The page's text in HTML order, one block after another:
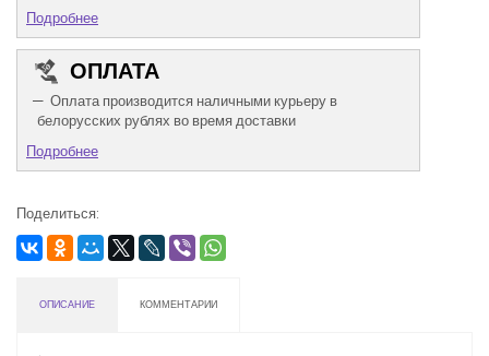
Подробнее
ОПЛАТА
Оплата производится наличными курьеру в
белорусских рублях во время доставки
Подробнее
Поделиться:
ОПИСАНИЕ КОММЕНТАРИИ